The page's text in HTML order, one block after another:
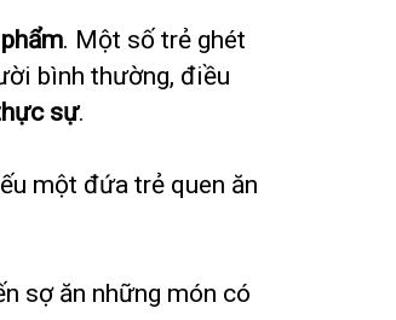
. Một số trẻ ghét
bình thường, điều
sự.
một đứa trẻ quen ăn
sợ ăn những món có